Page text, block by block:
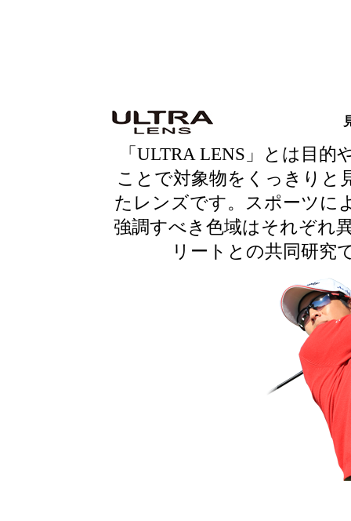
「ULTRA LENS」とは目
ことで対象物をくっきりと
たレンズです。スポーツに
強調すべき色域はそれぞれ
リートとの共同研究